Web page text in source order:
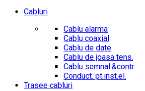
Cabluri
Cablu alarma
Cablu coaxial
Cablu de date
Cablu de joasa tens.
Cablu semnal.&contr.
Conduct. pt.inst.el.
Trasee cabluri